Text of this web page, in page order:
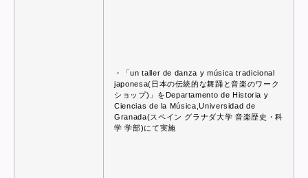
・「un taller de danza y música tradicional
japonesa(日本の伝統的な舞踊と音楽のワーク
ショップ)」をDepartamento de Historia y
Ciencias de la Música,Universidad de
Granada(スペイン グラナダ大学 音楽歴史・科
学 学部)にて実施